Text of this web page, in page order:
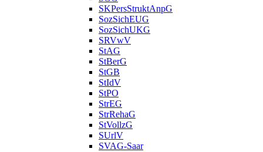
SKPersStruktAnpG
SozSichEUG
SozSichUKG
SRVwV
StAG
StBerG
StGB
StIdV
StPO
StrEG
StrRehaG
StVollzG
SUrlV
SVAG-Saar